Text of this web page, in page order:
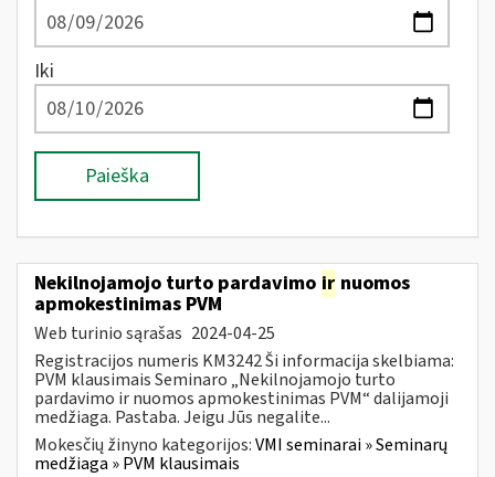
Iki
Paieška
Nekilnojamojo turto pardavimo ir nuomos
apmokestinimas PVM
Web turinio sąrašas 2024-04-25
Registracijos numeris KM3242 Ši informacija skelbiama:
PVM klausimais Seminaro „Nekilnojamojo turto
pardavimo ir nuomos apmokestinimas PVM“ dalijamoji
medžiaga. Pastaba. Jeigu Jūs negalite...
Mokesčių žinyno kategorijos:VMI seminarai » Seminarų
medžiaga » PVM klausimais